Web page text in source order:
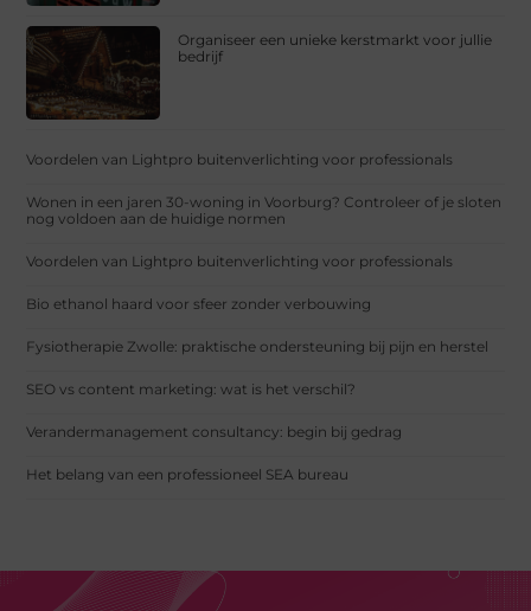
Organiseer een unieke kerstmarkt voor jullie
bedrijf
Voordelen van Lightpro buitenverlichting voor professionals
Wonen in een jaren 30-woning in Voorburg? Controleer of je sloten
nog voldoen aan de huidige normen
Voordelen van Lightpro buitenverlichting voor professionals
Bio ethanol haard voor sfeer zonder verbouwing
Fysiotherapie Zwolle: praktische ondersteuning bij pijn en herstel
SEO vs content marketing: wat is het verschil?
Verandermanagement consultancy: begin bij gedrag
Het belang van een professioneel SEA bureau